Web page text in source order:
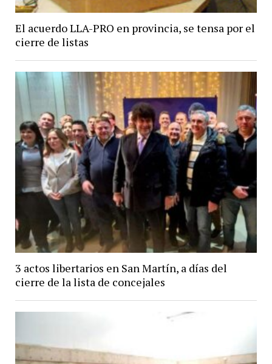
El acuerdo LLA-PRO en provincia, se tensa por el
cierre de listas
3 actos libertarios en San Martín, a días del
cierre de la lista de concejales